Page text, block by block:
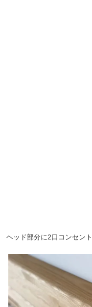
ヘッド部分に2口コンセン